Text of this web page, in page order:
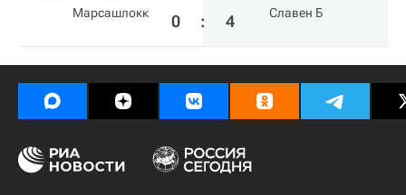
Марсашлокк 0 : 4 Славен Б